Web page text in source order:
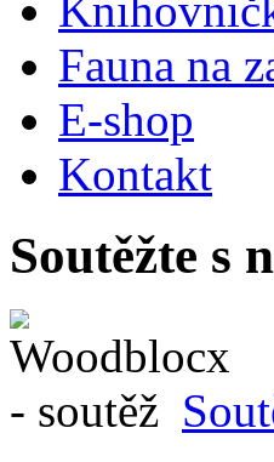
Fauna na
E-shop
Kontakt
Soutěžte s